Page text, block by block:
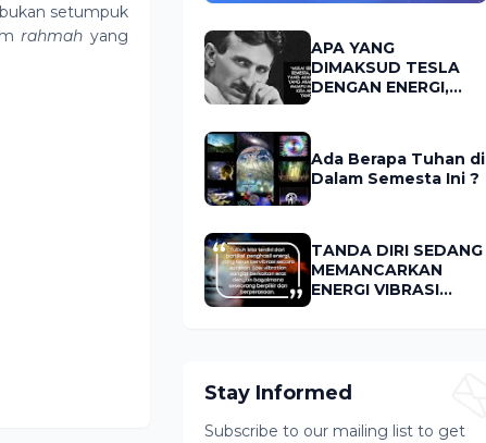
setumpuk
rahmah yang
APA YANG
DIMAKSUD TESLA
DENGAN ENERGI,
Ada Berapa Tuhan di
Dalam Semesta Ini ?
TANDA DIRI SEDANG
MEMANCARKAN
ENERGI VIBRASI
Stay Informed
Subscribe to our mailing list to get